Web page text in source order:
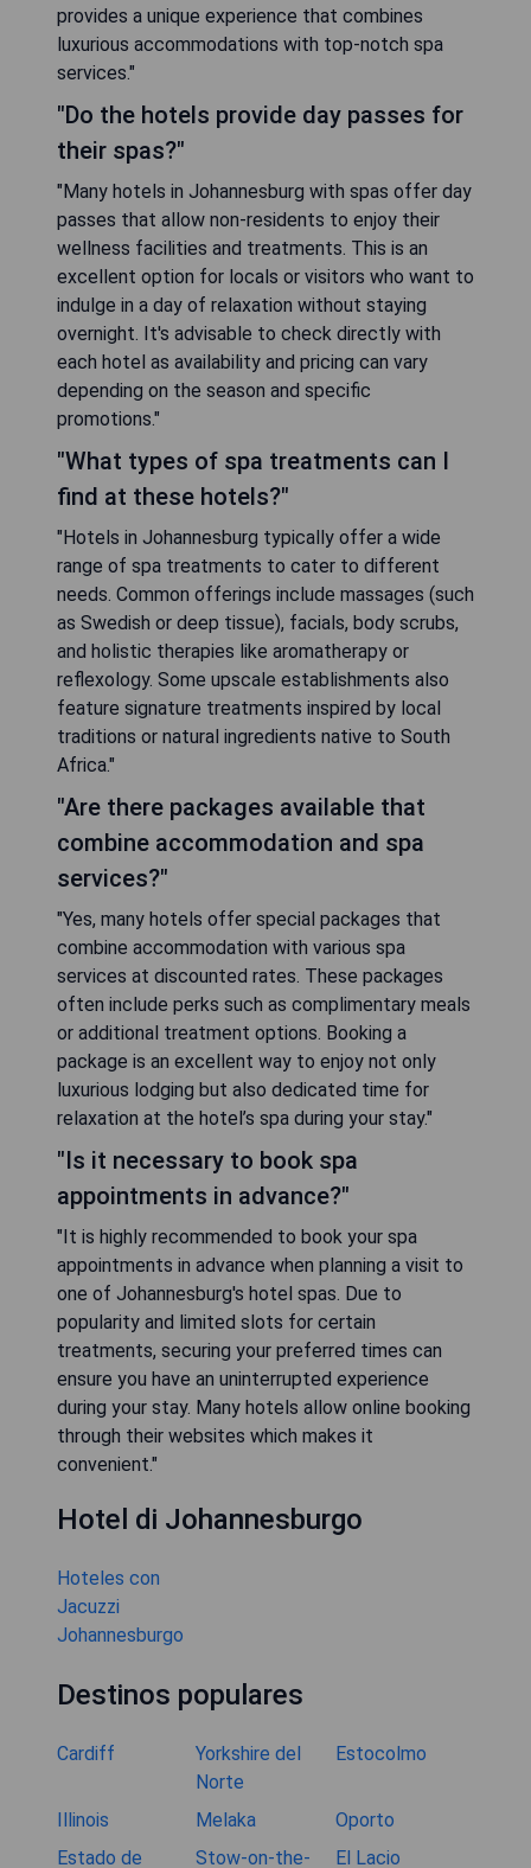
provides a unique experience that combines
luxurious accommodations with top-notch spa
services."
"Do the hotels provide day passes for
their spas?"
"Many hotels in Johannesburg with spas offer day
passes that allow non-residents to enjoy their
wellness facilities and treatments. This is an
excellent option for locals or visitors who want to
indulge in a day of relaxation without staying
overnight. It's advisable to check directly with
each hotel as availability and pricing can vary
depending on the season and specific
promotions."
"What types of spa treatments can I
find at these hotels?"
"Hotels in Johannesburg typically offer a wide
range of spa treatments to cater to different
needs. Common offerings include massages (such
as Swedish or deep tissue), facials, body scrubs,
and holistic therapies like aromatherapy or
reflexology. Some upscale establishments also
feature signature treatments inspired by local
traditions or natural ingredients native to South
Africa."
"Are there packages available that
combine accommodation and spa
services?"
"Yes, many hotels offer special packages that
combine accommodation with various spa
services at discounted rates. These packages
often include perks such as complimentary meals
or additional treatment options. Booking a
package is an excellent way to enjoy not only
luxurious lodging but also dedicated time for
relaxation at the hotel’s spa during your stay."
"Is it necessary to book spa
appointments in advance?"
"It is highly recommended to book your spa
appointments in advance when planning a visit to
one of Johannesburg's hotel spas. Due to
popularity and limited slots for certain
treatments, securing your preferred times can
ensure you have an uninterrupted experience
during your stay. Many hotels allow online booking
through their websites which makes it
convenient."
Hotel di Johannesburgo
Hoteles con
Jacuzzi
Johannesburgo
Destinos populares
Cardiff
Yorkshire del
Norte
Estocolmo
Illinois Melaka
Oporto
Estado de
Stow-on-the- El Lacio